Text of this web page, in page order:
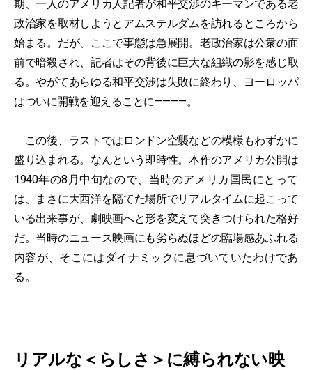
期、一人のアメリカ人記者が和平交渉のキーマンである老
政治家を取材しようとアムステルダムを訪れるところから
始まる。だが、ここで事態は急展開。老政治家は公衆の面
前で暗殺され、記者はその背後に巨大な組織の影を感じ取
る。やがてあらゆる和平交渉は失敗に終わり、ヨーロッパ
はついに開戦を迎えることに————。
この後、ラストではロンドン空襲などの模様もわずかに
盛り込まれる。なんという即時性。本作のアメリカ公開は
1940年の8月中旬なので、当時のアメリカ国民にとって
は、まさに大西洋を隔てた場所でリアルタイムに起こって
いる出来事が、劇映画へと形を変えて突きつけられた格好
だ。当時のニュース映画にも劣らぬほどの臨場感あふれる
内容が、そこにはダイナミックに息づいていたわけであ
る。
リアルな＜らしさ＞に縛られない映